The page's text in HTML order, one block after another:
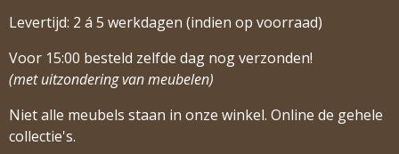
Levertijd: 2 á 5 werkdagen (indien op voorraad)
Voor 15:00 besteld zelfde dag nog verzonden!
(met uitzondering van meubelen)
Niet alle meubels staan in onze winkel. Online de gehele
collectie's.